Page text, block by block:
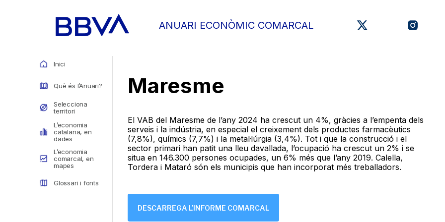
ANUARI ECONÒMIC COMARCAL
Inici
Què és l’Anuari?
Selecciona
territori
L’economia
catalana, en
dades
L’economia
comarcal, en
mapes
Glossari i fonts
Maresme
El VAB del Maresme de l’any 2024 ha crescut un 4%, gràcies a l’empenta dels
serveis i la indústria, en especial el creixement dels productes farmacèutics
(7,8%), químics (7,7%) i la metal·lúrgia (3,4%). Tot i que la construcció i el
sector primari han patit una lleu davallada, l’ocupació ha crescut un 2% i se
situa en 146.300 persones ocupades, un 6% més que l’any 2019. Calella,
Tordera i Mataró són els municipis que han incorporat més treballadors.
DESCARREGA L’INFORME COMARCAL